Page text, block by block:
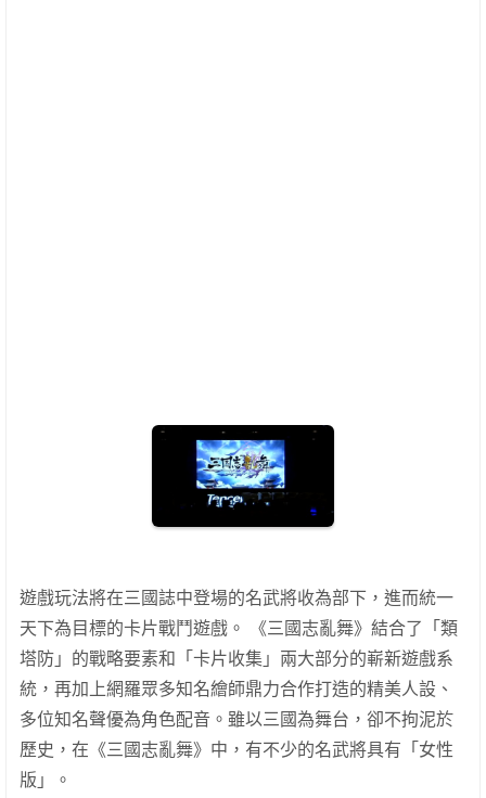
遊戲玩法將在三國誌中登場的名武將收為部下，進而統一
天下為目標的卡片戰鬥遊戲。 《三國志亂舞》結合了「類
塔防」的戰略要素和「卡片收集」兩大部分的嶄新遊戲系
統，再加上網羅眾多知名繪師鼎力合作打造的精美人設、
多位知名聲優為角色配音。雖以三國為舞台，卻不拘泥於
歷史，在《三國志亂舞》中，有不少的名武將具有「女性
版」。